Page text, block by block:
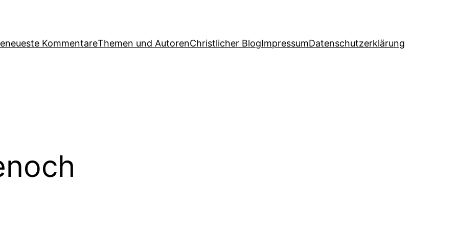
neueste KommentareThemen und AutorenChristlicher BlogImpressumDatenschutzerklärung